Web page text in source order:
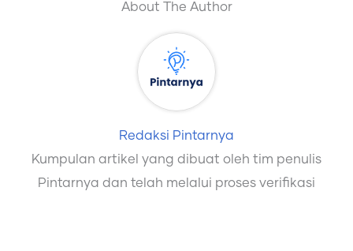
About The Author
Redaksi Pintarnya
Kumpulan artikel yang dibuat oleh tim penulis
Pintarnya dan telah melalui proses verifikasi